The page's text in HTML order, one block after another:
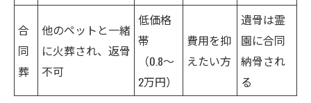
合
同
葬
他のペットと一緒
に火葬され、返骨
不可
低価格
帯
（0.8〜
2万円）
費用を抑
えたい方
遺骨は霊
園に合同
納骨され
る